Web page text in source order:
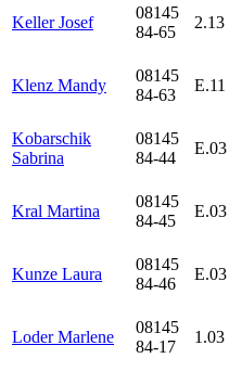
Keller Josef
08145
84-65
2.13
Klenz Mandy
08145
84-63
E.11
Kobarschik
Sabrina
08145
84-44
E.03
Kral Martina
08145
84-45
E.03
Kunze Laura
08145
84-46
E.03
Loder Marlene
08145
84-17
1.03